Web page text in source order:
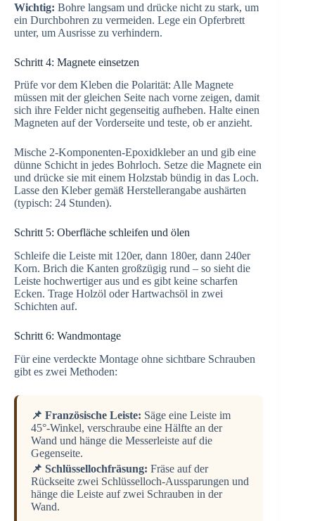
Wichtig: Bohre langsam und drücke nicht zu stark, um
ein Durchbohren zu vermeiden. Lege ein Opferbrett
unter, um Ausrisse zu verhindern.
Schritt 4: Magnete einsetzen
Prüfe vor dem Kleben die Polarität: Alle Magnete
müssen mit der gleichen Seite nach vorne zeigen, damit
sich ihre Felder nicht gegenseitig aufheben. Halte einen
Magneten auf der Vorderseite und teste, ob er anzieht.
Mische 2-Komponenten-Epoxidkleber an und gib eine
dünne Schicht in jedes Bohrloch. Setze die Magnete ein
und drücke sie mit einem Holzstab bündig in das Loch.
Lasse den Kleber gemäß Herstellerangabe aushärten
(typisch: 24 Stunden).
Schritt 5: Oberfläche schleifen und ölen
Schleife die Leiste mit 120er, dann 180er, dann 240er
Korn. Brich die Kanten großzügig rund – so sieht die
Leiste hochwertiger aus und es gibt keine scharfen
Ecken. Trage Holzöl oder Hartwachsöl in zwei
Schichten auf.
Schritt 6: Wandmontage
Für eine verdeckte Montage ohne sichtbare Schrauben
gibt es zwei Methoden:
📌 Französische Leiste: Säge eine Leiste im
45°-Winkel, verschraube eine Hälfte an der
Wand und hänge die Messerleiste auf die
Gegenseite.
📌 Schlüssellochfräsung: Fräse auf der
Rückseite zwei Schlüsselloch-Aussparungen und
hänge die Leiste auf zwei Schrauben in der
Wand.